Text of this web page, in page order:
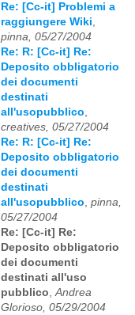
Re: [Cc-it] Problemi a
raggiungere Wiki,
pinna, 05/27/2004
Re: R: [Cc-it] Re:
Deposito obbligatorio
dei documenti
destinati
all'usopubblico,
creatives, 05/27/2004
Re: R: [Cc-it] Re:
Deposito obbligatorio
dei documenti
destinati
all'usopubblico, pinna,
05/27/2004
Re: [Cc-it] Re:
Deposito obbligatorio
dei documenti
destinati all'uso
pubblico,Andrea
Glorioso, 05/29/2004